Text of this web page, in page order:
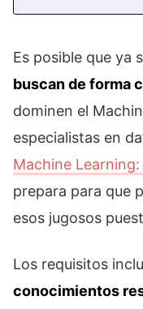
Es posible que ya
buscan de forma
dominen el
especialistas en
Machine
prepara para que
esos jugosos
Los requisitos
conocimientos